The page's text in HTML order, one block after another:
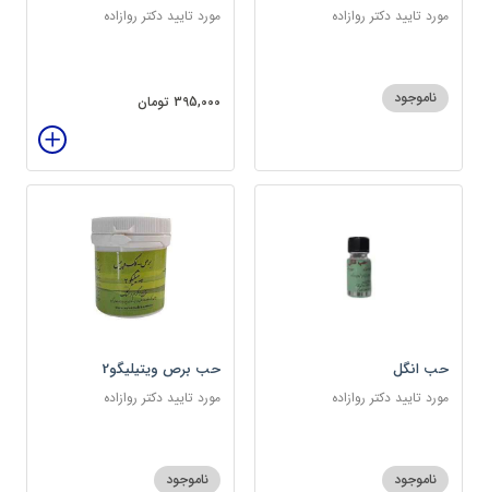
مورد تایید دکتر روازاده
ناموجود
مورد تایید دکتر روازاده
395,000 تومان
حب انگل
مورد تایید دکتر روازاده
ناموجود
حب برص ویتیلیگو2
مورد تایید دکتر روازاده
ناموجود